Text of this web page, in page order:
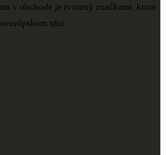
v obchode je tvorený značkami, ktoré
trhu.